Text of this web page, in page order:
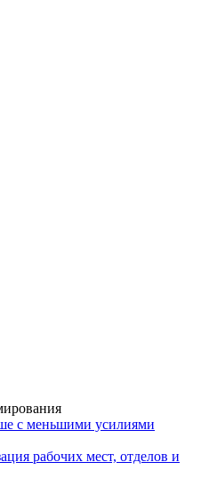
с меньшими усилиями
рабочих мест, отделов и